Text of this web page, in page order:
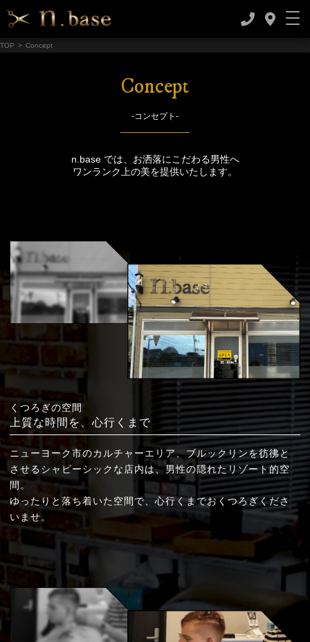
TOP > Concept
Concept
-コンセプト-
n.base では、お洒落にこだわる男性へ
ワンランク上の美を提供いたします。
くつろぎの空間
上質な時間を、心行くまで
ニューヨーク市のカルチャーエリア、ブルックリンを彷彿と
させるシャビーシックな店内は、男性の隠れたリゾート的空
間。
ゆったりと落ち着いた空間で、心行くまでおくつろぎくださ
いませ。